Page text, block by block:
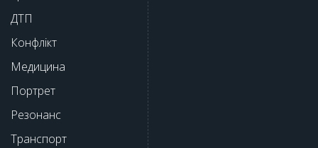
ДТП
Конфлікт
Медицина
Портрет
Резонанс
Транспорт